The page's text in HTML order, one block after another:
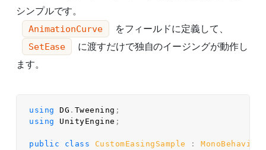
シンプルです。
AnimationCurve をフィールドに定義して、
SetEase
に渡すだけで独自のイージングが動作し
ます。
using DG . Tweening ;
using
UnityEngine ;
public class CustomEasingSample :
MonoBehaviour